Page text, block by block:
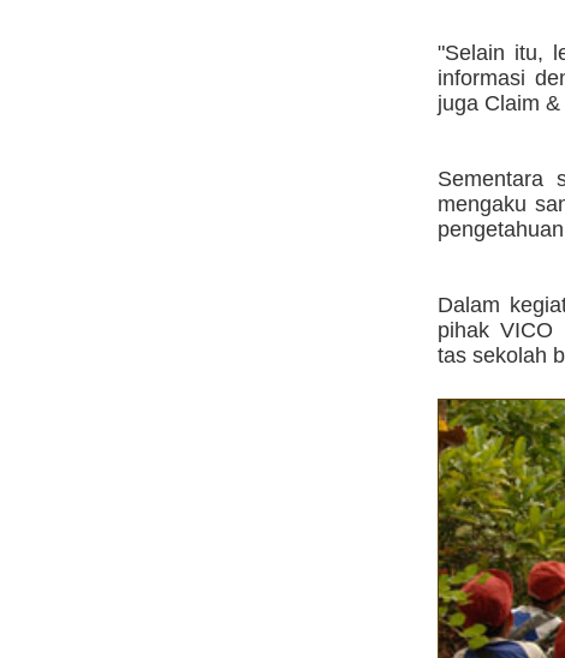
"Selain itu,
informasi
juga Claim
Sementara
mengaku
Dalam
pihak VICO
tas sekolah